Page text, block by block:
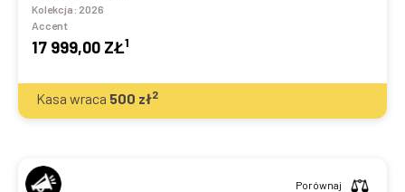
Kolekcja: 2026
Accent
17 999,00 ZŁ1
Kasa wraca 500 zł2
Porównaj